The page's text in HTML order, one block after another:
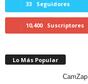
33 Seguidores
10,400 Suscriptores
Lo Más Popular